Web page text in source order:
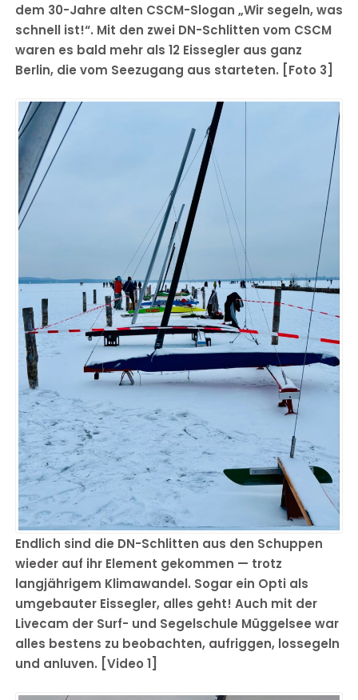
dem 30-Jahre alten CSCM-Slogan „Wir segeln, was
schnell ist!“. Mit den zwei DN-Schlitten vom CSCM
waren es bald mehr als 12 Eissegler aus ganz
Berlin, die vom Seezugang aus starteten. [Foto 3]
Endlich sind die DN-Schlitten aus den Schuppen
wieder auf ihr Element gekommen — trotz
langjährigem Klimawandel. Sogar ein Opti als
umgebauter Eissegler, alles geht! Auch mit der
Livecam der Surf- und Segelschule Müggelsee war
alles bestens zu beobachten, aufriggen, lossegeln
und anluven. [Video 1]